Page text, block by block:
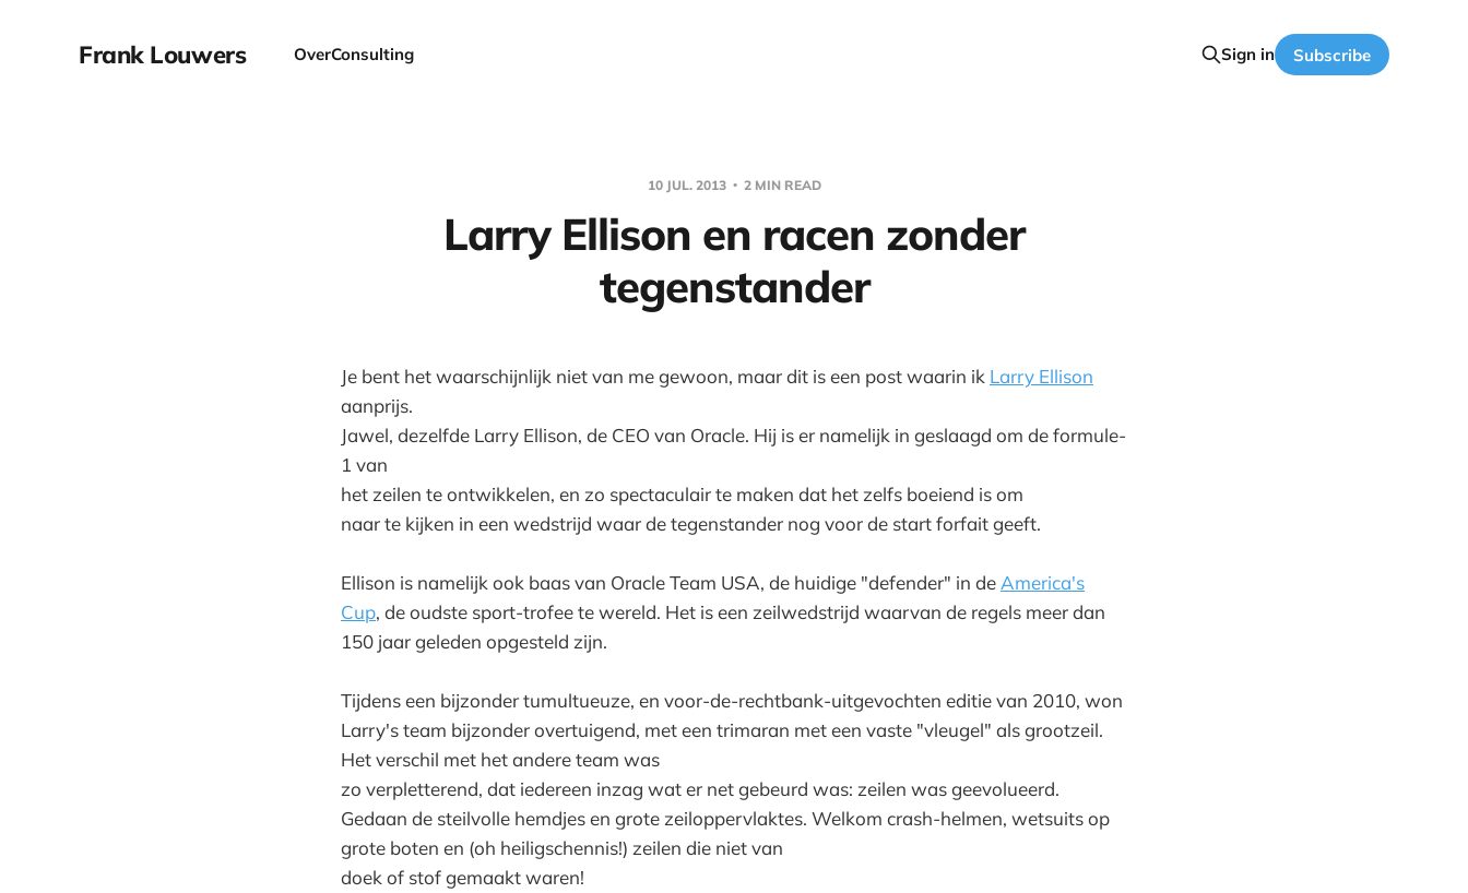
Frank Louwers OverConsulting Sign in Subscribe
10 JUL. 2013 2 MIN READ
Larry Ellison en racen zonder
tegenstander
Je bent het waarschijnlijk niet van me gewoon, maar dit is een post waarin ik Larry Ellison
aanprijs.
Jawel, dezelfde Larry Ellison, de CEO van Oracle. Hij is er namelijk in geslaagd om de formule-
1 van
het zeilen te ontwikkelen, en zo spectaculair te maken dat het zelfs boeiend is om
naar te kijken in een wedstrijd waar de tegenstander nog voor de start forfait geeft.
Ellison is namelijk ook baas van Oracle Team USA, de huidige "defender" in de America's
Cup, de oudste sport-trofee te wereld. Het is een zeilwedstrijd waarvan de regels meer dan
150 jaar geleden opgesteld zijn.
Tijdens een bijzonder tumultueuze, en voor-de-rechtbank-uitgevochten editie van 2010, won
Larry's team bijzonder overtuigend, met een trimaran met een vaste "vleugel" als grootzeil.
Het verschil met het andere team was
zo verpletterend, dat iedereen inzag wat er net gebeurd was: zeilen was geevolueerd.
Gedaan de steilvolle hemdjes en grote zeiloppervlaktes. Welkom crash-helmen, wetsuits op
grote boten en (oh heiligschennis!) zeilen die niet van
doek of stof gemaakt waren!